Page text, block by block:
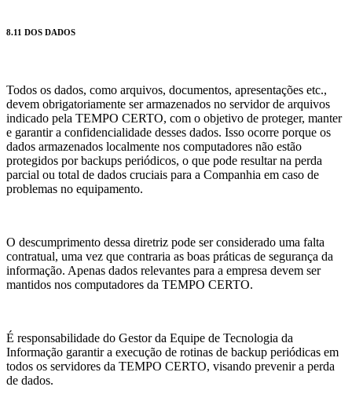
8.11 DOS DADOS
Todos os dados, como arquivos, documentos, apresentações etc.,
devem obrigatoriamente ser armazenados no servidor de arquivos
indicado pela TEMPO CERTO, com o objetivo de proteger, manter
e garantir a confidencialidade desses dados. Isso ocorre porque os
dados armazenados localmente nos computadores não estão
protegidos por backups periódicos, o que pode resultar na perda
parcial ou total de dados cruciais para a Companhia em caso de
problemas no equipamento.
O descumprimento dessa diretriz pode ser considerado uma falta
contratual, uma vez que contraria as boas práticas de segurança da
informação. Apenas dados relevantes para a empresa devem ser
mantidos nos computadores da TEMPO CERTO.
É responsabilidade do Gestor da Equipe de Tecnologia da
Informação garantir a execução de rotinas de backup periódicas em
todos os servidores da TEMPO CERTO, visando prevenir a perda
de dados.